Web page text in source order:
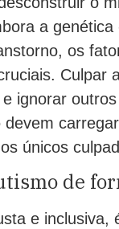
a genética
os
Culpar
ignorar
únicos
de
e inclusiva,